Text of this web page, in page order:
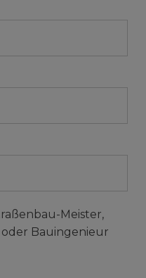
Meister,
Bauingenieur